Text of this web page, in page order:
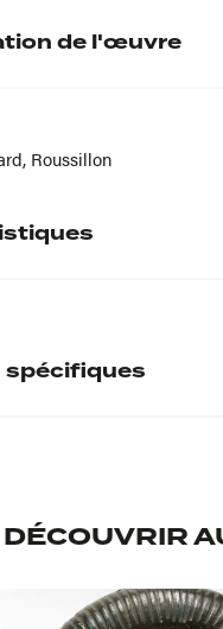
de l'œuvre
Roussillon
spécifiques